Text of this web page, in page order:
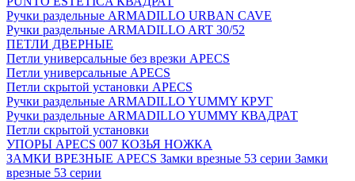
Ручки раздельные ARMADILLO URBAN CAVE
Ручки раздельные ARMADILLO ART 30/52
ПЕТЛИ ДВЕРНЫЕ
Петли универсальные без врезки APECS
Петли универсальные APECS
Петли скрытой установки APECS
Ручки раздельные ARMADILLO YUMMY КРУГ
Ручки раздельные ARMADILLO YUMMY КВАДРАТ
Петли скрытой установки
УПОРЫ APECS 007 КОЗЬЯ НОЖКА
ЗАМКИ ВРЕЗНЫЕ APECS Замки врезные 53 серии Замки
врезные 53 серии